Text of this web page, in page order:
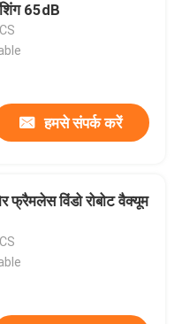
65dB
हमसे संपर्क करें
फ्रैमलेस विंडो रोबोट वैक्यूम